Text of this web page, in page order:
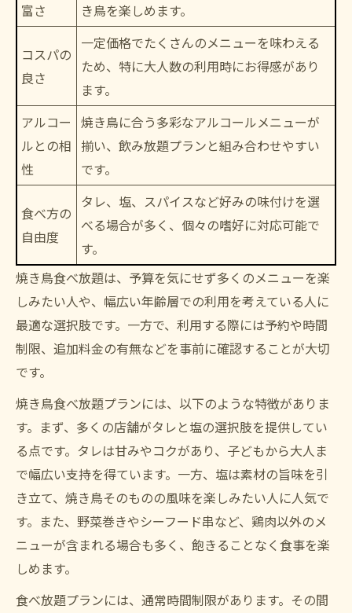
富さ
き鳥を楽しめます。
コスパの
良さ
一定価格でたくさんのメニューを味わえる
ため、特に大人数の利用時にお得感があり
ます。
アルコー
ルとの相
性
焼き鳥に合う多彩なアルコールメニューが
揃い、飲み放題プランと組み合わせやすい
です。
食べ方の
自由度
タレ、塩、スパイスなど好みの味付けを選
べる場合が多く、個々の嗜好に対応可能で
す。
焼き鳥食べ放題は、予算を気にせず多くのメニューを楽
しみたい人や、幅広い年齢層での利用を考えている人に
最適な選択肢です。一方で、利用する際には予約や時間
制限、追加料金の有無などを事前に確認することが大切
です。
焼き鳥食べ放題プランには、以下のような特徴がありま
す。まず、多くの店舗がタレと塩の選択肢を提供してい
る点です。タレは甘みやコクがあり、子どもから大人ま
で幅広い支持を得ています。一方、塩は素材の旨味を引
き立て、焼き鳥そのものの風味を楽しみたい人に人気で
す。また、野菜巻きやシーフード串など、鶏肉以外のメ
ニューが含まれる場合も多く、飽きることなく食事を楽
しめます。
食べ放題プランには、通常時間制限があります。その間